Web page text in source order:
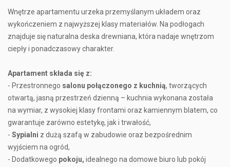
Wnętrze apartamentu urzeka przemyślanym układem oraz
wykończeniem z najwyższej klasy materiałów. Na podłogach
znajduje się naturalna deska drewniana, która nadaje wnętrzom
ciepły i ponadczasowy charakter.
Apartament składa się z:
- Przestronnego salonu połączonego z kuchnią, tworzących
otwartą, jasną przestrzeń dzienną – kuchnia wykonana została
na wymiar, z wysokiej klasy frontami oraz kamiennym blatem, co
gwarantuje zarówno estetykę, jak i trwałość,
- Sypialni z dużą szafą w zabudowie oraz bezpośrednim
wyjściem na ogród,
- Dodatkowego pokoju, idealnego na domowe biuro lub pokój